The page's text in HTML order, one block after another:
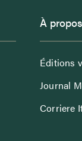
À propos
Éditions
Journal
Corriere